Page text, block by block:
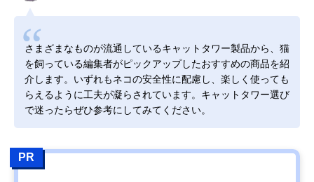
さまざまなものが流通しているキャットタワー製品から、猫
を飼っている編集者がピックアップしたおすすめの商品を紹
介します。いずれもネコの安全性に配慮し、楽しく使っても
らえるように工夫が凝らされています。キャットタワー選び
で迷ったらぜひ参考にしてみてください。
PR